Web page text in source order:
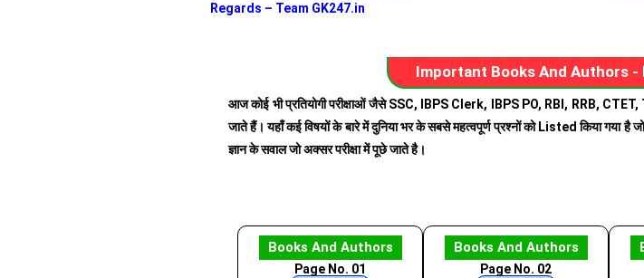
Regards – Team GK247.in
Important Books And Authors -
आज कोई भी प्रतियोगी परीक्षाओं जैसे SSC, IBPS Clerk, IBPS PO, RBI, RRB,
जाते हैं। यहाँ कई विषयों के बारे में दुनिया भर के सबसे महत्वपूर्ण प्रश्नों को Listed किया गया
ज्ञान के सवाल जो अक्सर परीक्षा में पूछे जाते है।
Books And Authors
Page No. 01
Books And Authors
Page No. 02